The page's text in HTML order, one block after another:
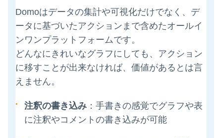
Domoはデータの集計や可視化だけでなく、デ
ータに基づいたアクションまで含めたオールイ
ンワンプラットフォームです。
どんなにきれいなグラフにしても、アクション
に移すことが出来なければ、価値があるとは言
えません。
注釈の書き込み ：手書きの感覚でグラフや表
に注釈やコメントの書き込みが可能